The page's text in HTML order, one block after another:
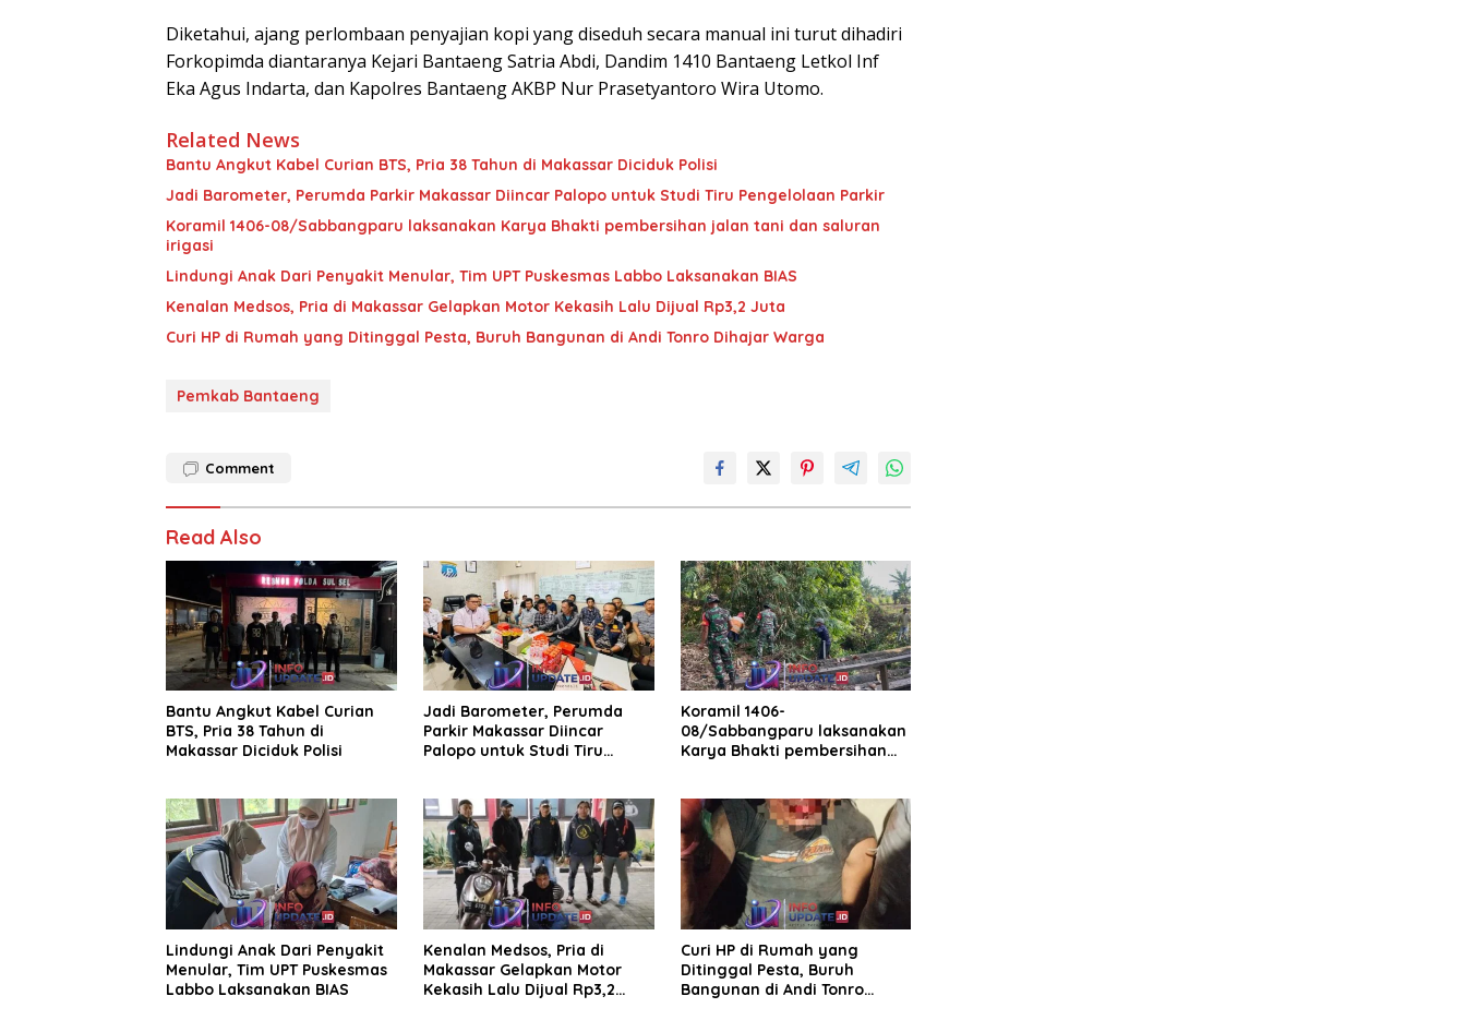
Diketahui, ajang perlombaan penyajian kopi yang diseduh secara manual ini turut dihadiri
Forkopimda diantaranya Kejari Bantaeng Satria Abdi, Dandim 1410 Bantaeng Letkol Inf
Eka Agus Indarta, dan Kapolres Bantaeng AKBP Nur Prasetyantoro Wira Utomo.
Related News
Bantu Angkut Kabel Curian BTS, Pria 38 Tahun di Makassar Diciduk Polisi
Jadi Barometer, Perumda Parkir Makassar Diincar Palopo untuk Studi Tiru Pengelolaan Parkir
Koramil 1406-08/Sabbangparu laksanakan Karya Bhakti pembersihan jalan tani dan saluran
irigasi
Lindungi Anak Dari Penyakit Menular, Tim UPT Puskesmas Labbo Laksanakan BIAS
Kenalan Medsos, Pria di Makassar Gelapkan Motor Kekasih Lalu Dijual Rp3,2 Juta
Curi HP di Rumah yang Ditinggal Pesta, Buruh Bangunan di Andi Tonro Dihajar Warga
Pemkab Bantaeng
Comment
Read Also
Bantu Angkut Kabel Curian
BTS, Pria 38 Tahun di
Makassar Diciduk Polisi
Jadi Barometer, Perumda
Parkir Makassar Diincar
Palopo untuk Studi Tiru
Koramil 1406-
08/Sabbangparu laksanakan
Karya Bhakti pembersihan
Lindungi Anak Dari Penyakit
Menular, Tim UPT Puskesmas
Labbo Laksanakan BIAS
Kenalan Medsos, Pria di
Makassar Gelapkan Motor
Kekasih Lalu Dijual Rp3,2
Curi HP di Rumah yang
Ditinggal Pesta, Buruh
Bangunan di Andi Tonro